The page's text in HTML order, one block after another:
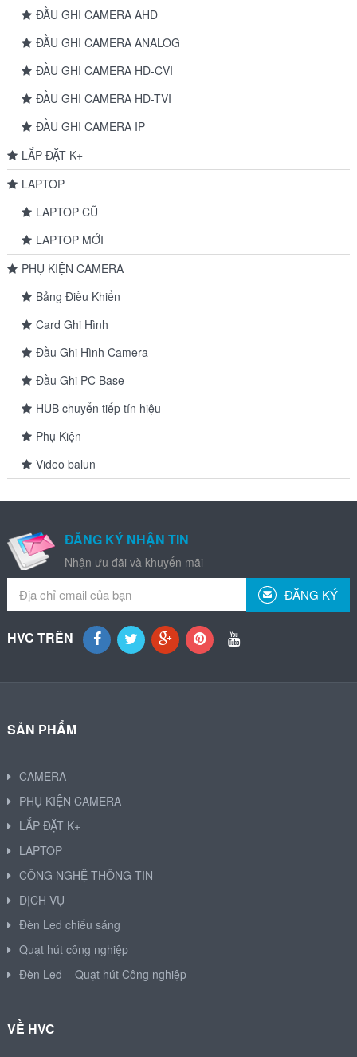
ĐẦU GHI CAMERA AHD
ĐẦU GHI CAMERA ANALOG
ĐẦU GHI CAMERA HD-CVI
ĐẦU GHI CAMERA HD-TVI
ĐẦU GHI CAMERA IP
LẮP ĐẶT K+
LAPTOP
LAPTOP CŨ
LAPTOP MỚI
PHỤ KIỆN CAMERA
Bảng Điều Khiển
Card Ghi Hình
Đầu Ghi Hình Camera
Đầu Ghi PC Base
HUB chuyển tiếp tín hiệu
Phụ Kiện
Video balun
ĐĂNG KÝ NHẬN TIN
Nhận ưu đãi và khuyến mãi
ĐĂNG KÝ
HVC TRÊN
SẢN PHẨM
CAMERA
PHỤ KIỆN CAMERA
LẮP ĐẶT K+
LAPTOP
CÔNG NGHỆ THÔNG TIN
DỊCH VỤ
Đèn Led chiếu sáng
Quạt hút công nghiệp
Đèn Led – Quạt hút Công nghiệp
VỀ HVC